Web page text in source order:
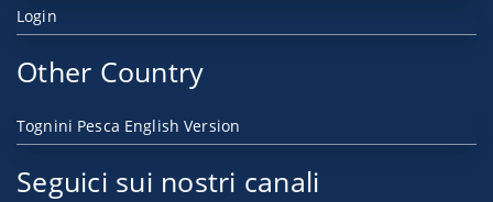
Login
Other Country
Tognini Pesca English Version
Seguici sui nostri canali